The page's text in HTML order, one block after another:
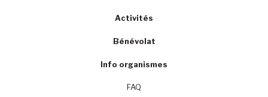
Activités
Bénévolat
Info organismes
FAQ